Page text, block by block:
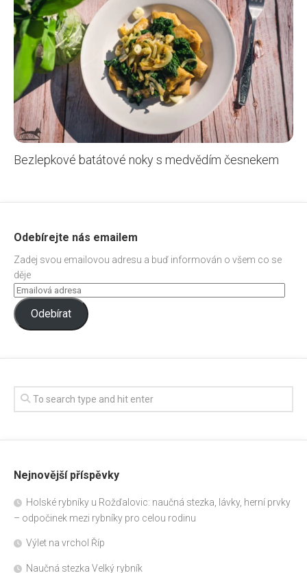
Bezlepkové batátové noky s medvědím česnekem
Odebírejte nás emailem
Zadej svou emailovou adresu a buď informován o všem co se
děje
Odebírat
Nejnovější příspěvky
Holské rybníky u Rožďalovic: naučná stezka, lávky, herní prvky
– odpočinek mezi rybníky pro celou rodinu
Výlet na vrchol Říp
Naučná stezka Velký rybník